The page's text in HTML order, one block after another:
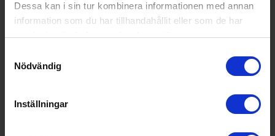
Dessa kan i sin tur kombinera informationen med annan
information som du har tillhandahållit eller som de har
samlat in när du har använt deras tjänster.
Nödvändig
Inställningar
Infravärmare